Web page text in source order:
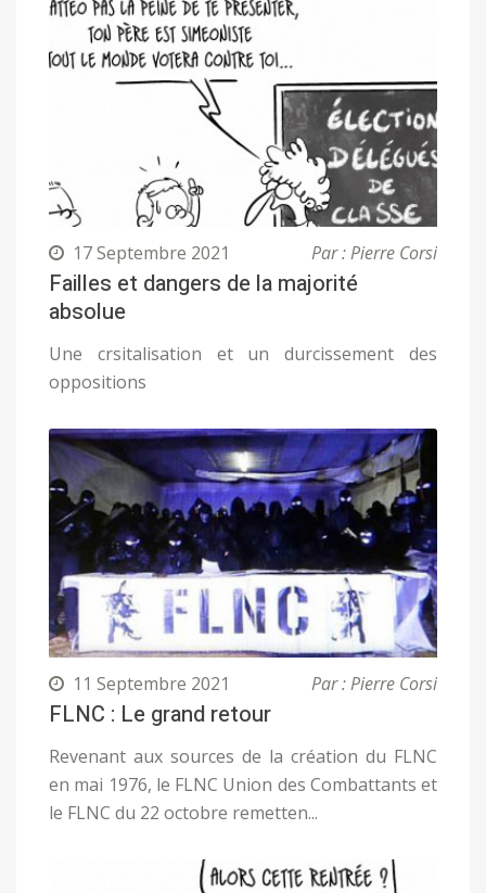
17 Septembre 2021 Par : Pierre Corsi
Failles et dangers de la majorité
absolue
Une crsitalisation et un durcissement des
oppositions
11 Septembre 2021 Par : Pierre Corsi
FLNC : Le grand retour
Revenant aux sources de la création du FLNC
en mai 1976, le FLNC Union des Combattants et
le FLNC du 22 octobre remetten...